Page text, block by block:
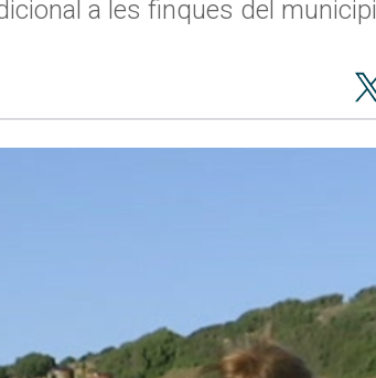
a les finques del municipi